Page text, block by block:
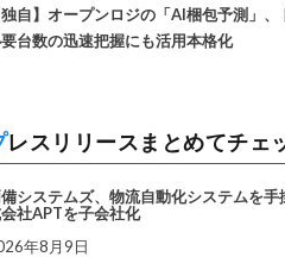
独自】オープンロジの「AI梱包予測」、
台数の迅速把握にも活用本格化
プレスリリースまとめてチェ
システムズ、物流自動化システムを手
社APTを子会社化
年8月9日